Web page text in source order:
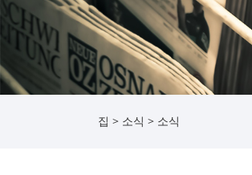
집 > 소식 > 소식